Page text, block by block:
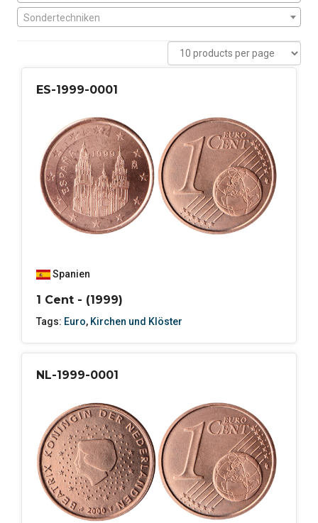
Sondertechniken
ES-1999-0001
Spanien
1 Cent - (1999)
Tags: Euro, Kirchen und Klöster
NL-1999-0001